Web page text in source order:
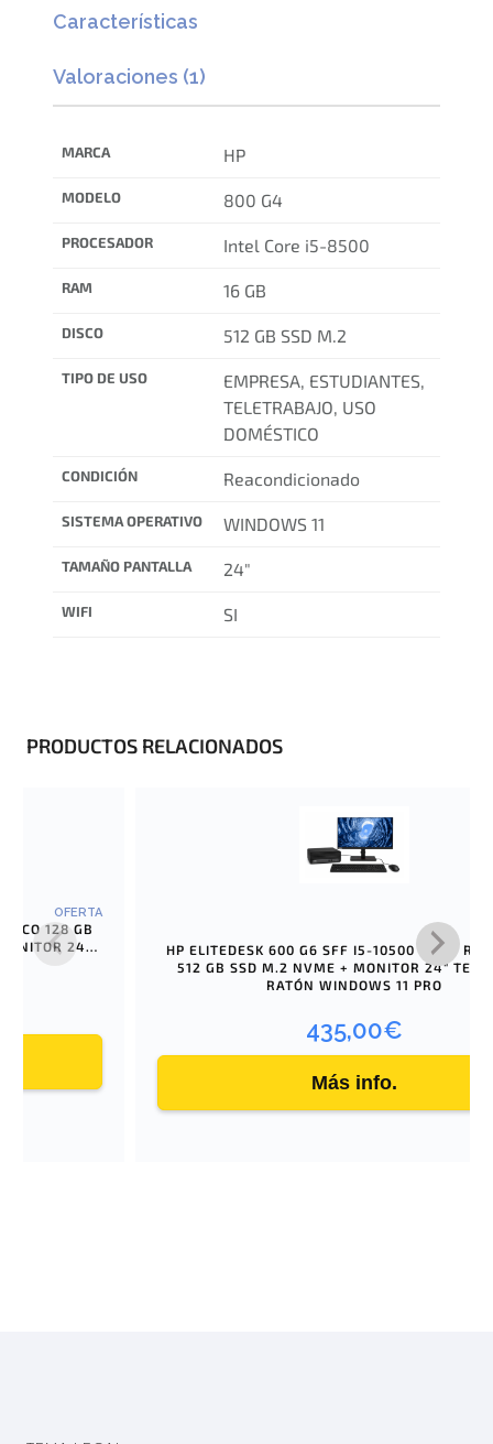
Características
Valoraciones (1)
MARCA HP
MODELO 800 G4
PROCESADOR Intel Core i5-8500
RAM 16 GB
DISCO 512 GB SSD M.2
TIPO DE USO
EMPRESA, ESTUDIANTES,
TELETRABAJO, USO
DOMÉSTICO
CONDICIÓN Reacondicionado
SISTEMA OPERATIVO WINDOWS 11
TAMAÑO PANTALLA 24"
WIFI SI
PRODUCTOS RELACIONADOS
OFERTA
24″
HP ELITEDESK 600 G6 SFF I5-10500 16 GB
512 GB SSD M.2 NVME + MONITOR 24″
RATÓN WINDOWS 11 PRO
435,00€
Más info.